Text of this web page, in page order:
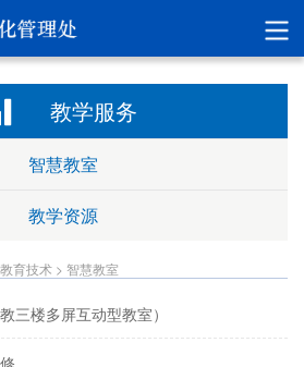
教学服务
智慧教室
教学资源
教育技术 > 智慧教室
三楼多屏互动型教室）